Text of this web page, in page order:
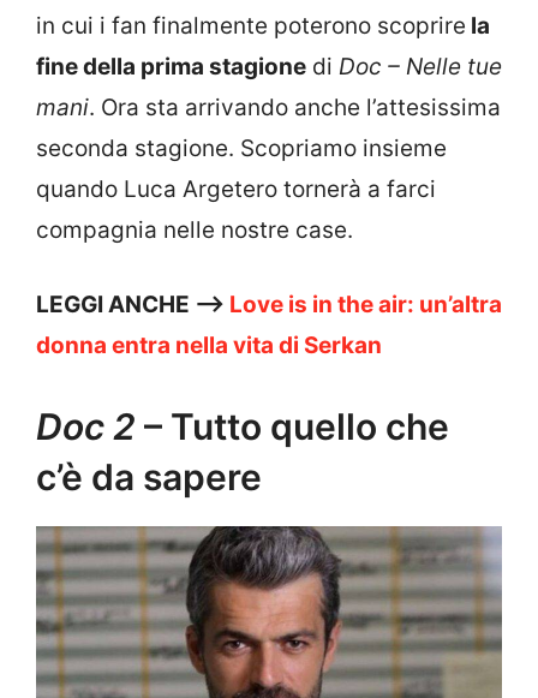
in cui i fan finalmente poterono scoprire la
fine della prima stagione di Doc – Nelle tue
mani. Ora sta arrivando anche l’attesissima
seconda stagione. Scopriamo insieme
quando Luca Argetero tornerà a farci
compagnia nelle nostre case.
LEGGI ANCHE —> Love is in the air: un’altra
donna entra nella vita di Serkan
Doc 2 – Tutto quello che
c’è da sapere